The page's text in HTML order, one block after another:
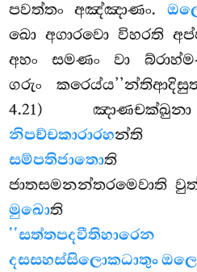
පවත්තං අඤ්ඤාණං.
ඛො අගාරවො විහරති
අහං සමණං වා
ගරුං
4.21)
නිපච්චකාරාරහන්ති
සම්පතිජාතොති
ජාතසමනන්තරමෙවාති
මුඛොති
දසසහස්සිලොකධාතුං